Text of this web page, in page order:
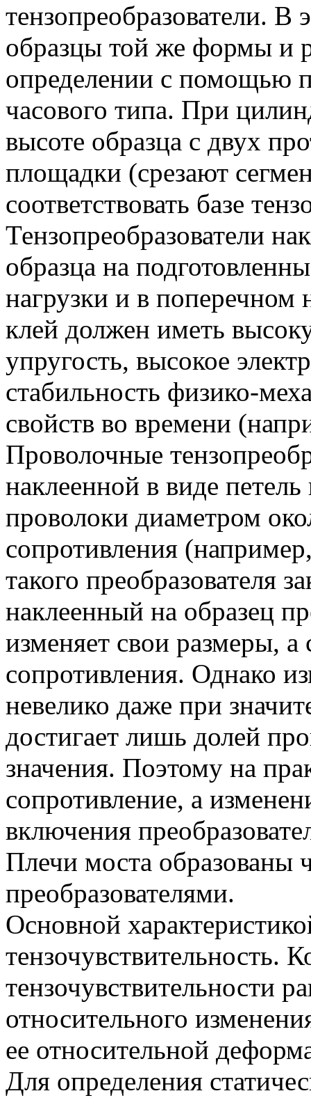
тензопреобразователи.
образцы той же формы и
определении с помощью
часового типа. При
высоте образца с двух
площадки (срезают
соответствовать базе
Тензопреобразователи
образца на
нагрузки и в
клей должен иметь
упругость, высокое
стабильность физико-
свойств во времени
Проволочные
наклеенной в виде
проволоки диаметром
сопротивления
такого преобразователя
наклеенный на образец
изменяет свои размеры, а
сопротивления. Однако
невелико даже при
достигает лишь долей
значения. Поэтому на
сопротивление, а
включения
Плечи моста образованы
преобразователями.
Основной
тензочувствительность.
тензочувствительности
относительного
ее относительной
Для определения